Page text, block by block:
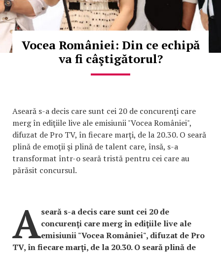
Vocea României: Din ce echipă
va fi câştigătorul?
Aseară s-a decis care sunt cei 20 de concurenţi care
merg în ediţiile live ale emisiunii "Vocea României",
difuzat de Pro TV, în fiecare marţi, de la 20.30. O seară
plină de emoţii şi plină de talent care, însă, s-a
transformat într-o seară tristă pentru cei care au
părăsit concursul.
Aseară s-a decis care sunt cei 20 de
concurenţi care merg în ediţiile live ale
emisiunii "Vocea României", difuzat de Pro
TV, în fiecare marţi, de la 20.30. O seară plină de